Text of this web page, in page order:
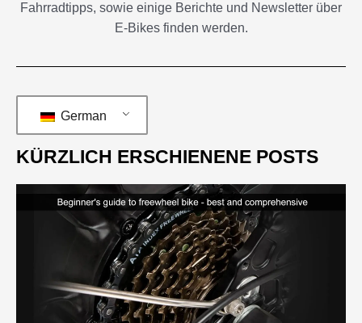
Fahrradtipps, sowie einige Berichte und Newsletter über
E-Bikes finden werden.
German
KÜRZLICH ERSCHIENENE POSTS